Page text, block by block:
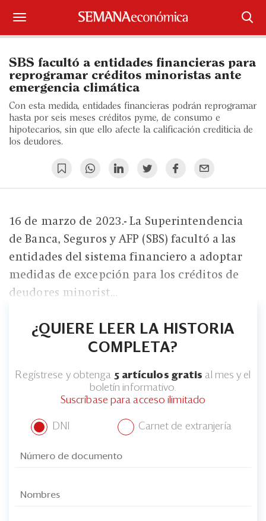
Iniciar sesión
Portada
¿Qué está pasando?
Legal y Política
Blogs
Ranking CEO
Edición Impresa
SBS facultó a entidades financieras para
reprogramar créditos minoristas ante
emergencia climática
Con esta medida, entidades financieras podrán reprogramar
hasta por seis meses créditos pyme, de consumo e
hipotecarios, sin que ello afecte la calificación crediticia de
los deudores.
16 de marzo de 2023.- La Superintendencia
de Banca, Seguros y AFP (SBS) facultó a las
entidades del sistema financiero a adoptar
medidas de excepción para los créditos de
deudores minorist...
¿QUIERE LEER LA HISTORIA
COMPLETA?
Regístrese y obtenga 5 artículos gratis al mes y el
boletín informativo.
Suscríbase para acceso ilimitado
DNI Carnet de extranjería